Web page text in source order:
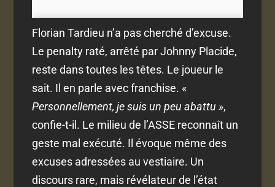
Florian Tardieu n’a pas cherché d’excuse.
Le penalty raté, arrêté par Johnny Placide,
reste dans toutes les têtes. Le joueur le
sait. Il en parle avec franchise. «
Personnellement, je suis un peu abattu »,
confie-t-il. Le milieu de l’ASSE reconnaît un
geste mal exécuté. Il évoque même des
excuses adressées au vestiaire. Un
discours rare, mais révélateur de l’état